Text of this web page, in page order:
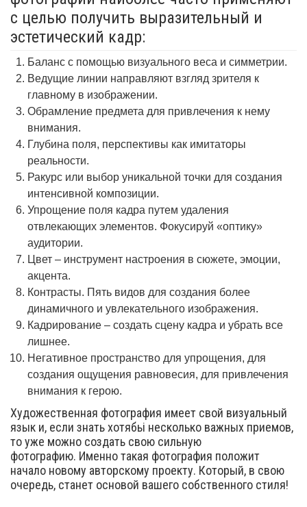
с целью получить выразительный и
эстетический кадр:
Баланс с помощью визуального веса и симметрии.
Ведущие линии направляют взгляд зрителя к
главному в изображении.
Обрамление предмета для привлечения к нему
внимания.
Глубина поля, перспективы как имитаторы
реальности.
Ракурс или выбор уникальной точки для создания
интенсивной композиции.
Упрощение поля кадра путем удаления
отвлекающих элементов. Фокусируй «оптику»
аудитории.
Цвет – инструмент настроения в сюжете, эмоции,
акцента.
Контрасты. Пять видов для создания более
динамичного и увлекательного изображения.
Кадрирование – создать сцену кадра и убрать все
лишнее.
Негативное пространство для упрощения, для
создания ощущения равновесия, для привлечения
внимания к герою.
Художественная фотография имеет свой визуальный
язык и, если знать хотябьі несколько важных приемов,
то уже можно создать свою сильную
фотографию. Именно такая фотография положит
начало новому авторскому проекту. Который, в свою
очередь, станет основой вашего собственного стиля!